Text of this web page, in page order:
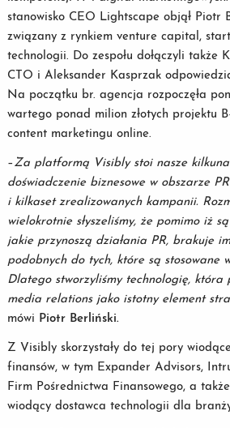
stanowisko CEO Lightscape objął Piotr
związany z rynkiem venture capital,
technologii. Do zespołu dołączyli także
CTO i Aleksander Kasprzak
Na początku br. agencja rozpoczęła
wartego ponad milion złotych projektu
content marketingu online.
– Za platformą Visibly stoi nasze
doświadczenie biznesowe w obszarze
i kilkaset zrealizowanych kampanii.
wielokrotnie słyszeliśmy, że pomimo iż
jakie przynoszą działania PR, brakuje
podobnych do tych, które są stosowane
Dlatego stworzyliśmy technologię, która
media relations jako istotny element
mówi Piotr Berliński.
Z Visibly skorzystały do tej pory
finansów, w tym Expander Advisors,
Firm Pośrednictwa Finansowego, a
wiodący dostawca technologii dla